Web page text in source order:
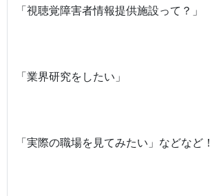
「視聴覚障害者情報提供施設って？」
「業界研究をしたい」
「実際の職場を見てみたい」などなど！